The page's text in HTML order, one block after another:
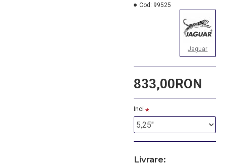
833,00RON
Cod: 99525
Jaguar
Inci
Livrare: